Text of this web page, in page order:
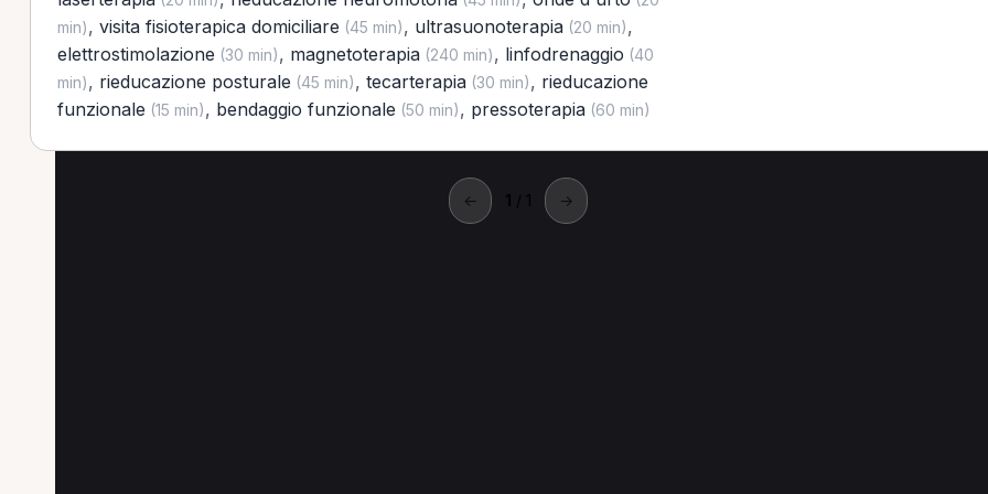
min), visita fisioterapica domiciliare (45 min), ultrasuonoterapia(20 min),
elettrostimolazione (30 min), magnetoterapia(240 min), linfodrenaggio (40
min), rieducazione posturale (45 min), tecarterapia(30 min), rieducazione
funzionale (15 min), bendaggio funzionale (50 min), pressoterapia(60 min)
← 1 / 1 →